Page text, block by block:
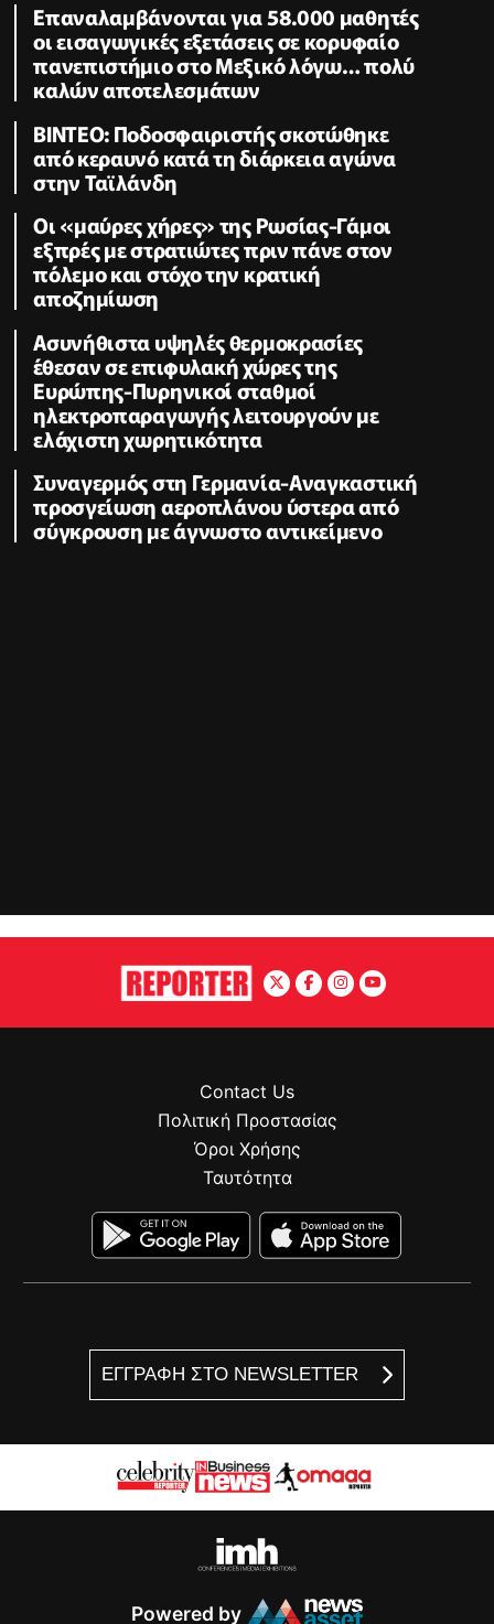
Επαναλαμβάνονται για 58.000 μαθητές
οι εισαγωγικές εξετάσεις σε κορυφαίο
πανεπιστήμιο στο Μεξικό λόγω… πολύ
καλών αποτελεσμάτων
ΒΙΝΤΕΟ: Ποδοσφαιριστής σκοτώθηκε
από κεραυνό κατά τη διάρκεια αγώνα
στην Ταϊλάνδη
Οι «μαύρες χήρες» της Ρωσίας-Γάμοι
εξπρές με στρατιώτες πριν πάνε στον
πόλεμο και στόχο την κρατική
αποζημίωση
Ασυνήθιστα υψηλές θερμοκρασίες
έθεσαν σε επιφυλακή χώρες της
Ευρώπης-Πυρηνικοί σταθμοί
ηλεκτροπαραγωγής λειτουργούν με
ελάχιστη χωρητικότητα
Συναγερμός στη Γερμανία-Αναγκαστική
προσγείωση αεροπλάνου ύστερα από
σύγκρουση με άγνωστο αντικείμενο
ΕΓΓΡΑΦΗ ΣΤΟ NEWSLETTER
Contact Us
Πολιτική Προστασίας
Όροι Χρήσης
Ταυτότητα
Powered by